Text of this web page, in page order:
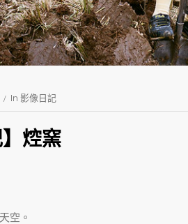
In 影像日記
】焢窯
空。